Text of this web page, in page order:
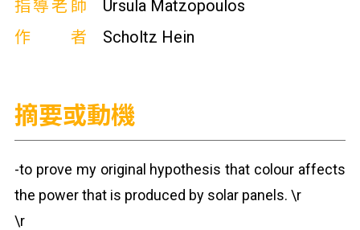
指導老師
Ursula Matzopoulos
作者
Scholtz Hein
摘要或動機
-to prove my original hypothesis that colour affects
the power that is produced by solar panels. \r
\r